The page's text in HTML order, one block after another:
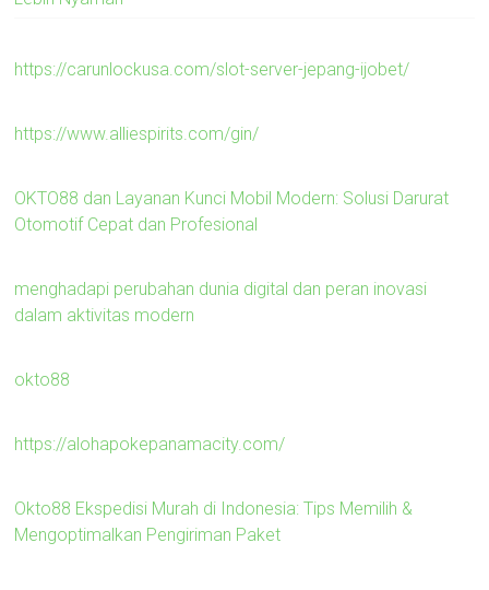
https://carunlockusa.com/slot-server-jepang-ijobet/
https://www.alliespirits.com/gin/
OKTO88 dan Layanan Kunci Mobil Modern: Solusi Darurat
Otomotif Cepat dan Profesional
menghadapi perubahan dunia digital dan peran inovasi
dalam aktivitas modern
okto88
https://alohapokepanamacity.com/
Okto88 Ekspedisi Murah di Indonesia: Tips Memilih &
Mengoptimalkan Pengiriman Paket